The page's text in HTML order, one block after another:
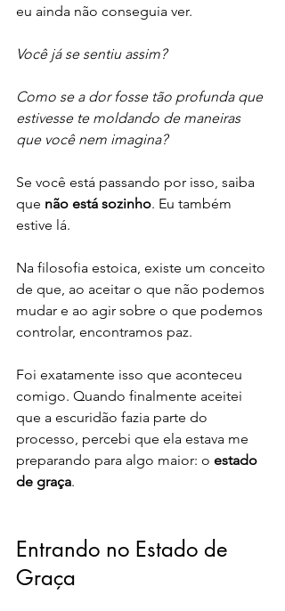
eu ainda não conseguia ver.
Você já se sentiu assim?
Como se a dor fosse tão profunda que
estivesse te moldando de maneiras
que você nem imagina?
Se você está passando por isso, saiba
que não está sozinho. Eu também
estive lá.
Na filosofia estoica, existe um conceito
de que, ao aceitar o que não podemos
mudar e ao agir sobre o que podemos
controlar, encontramos paz.
Foi exatamente isso que aconteceu
comigo. Quando finalmente aceitei
que a escuridão fazia parte do
processo, percebi que ela estava me
preparando para algo maior: o estado
de graça.
Entrando no Estado de
Graça